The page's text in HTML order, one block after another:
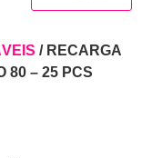
/ RECARGA
80 – 25 PCS